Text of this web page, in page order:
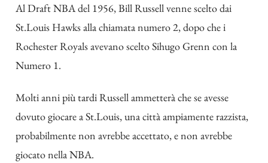
Al Draft NBA del 1956, Bill Russell venne scelto dai
St.Louis Hawks alla chiamata numero 2, dopo che i
Rochester Royals avevano scelto Sihugo Grenn con la
Numero 1.
Molti anni più tardi Russell ammetterà che se avesse
dovuto giocare a St.Louis, una città ampiamente razzista,
probabilmente non avrebbe accettato, e non avrebbe
giocato nella NBA.